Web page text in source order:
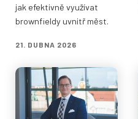
jak efektivně využívat
brownfieldy uvnitř měst.
21. DUBNA 2026